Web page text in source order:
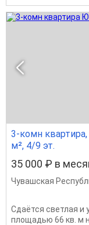
3-комн
м², 4/9 эт.
35 000 ₽ в
Чувашская
Сдаётся светлая и
площадью 66 кв. м